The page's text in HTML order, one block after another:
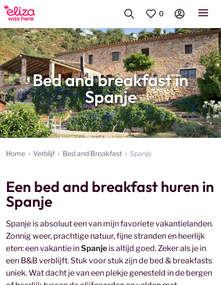
0
Bed and breakfast in
Spanje
Home Verblijf Bed and Breakfast Spanje
Een bed and breakfast huren in
Spanje
Spanje is absoluut een van mijn favoriete vakantielanden.
Zonnig weer, prachtige natuur, fijne stranden en heerlijk
eten: een vakantie inSpanje is altijd goed. Zeker als je in
een B&B verblijft. Stuk voor stuk zijn de bed & breakfasts
uniek. Wat dacht je van een plekje genesteld in de bergen